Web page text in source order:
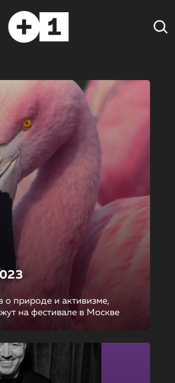
о природе и активизме,
на фестивале в Москве